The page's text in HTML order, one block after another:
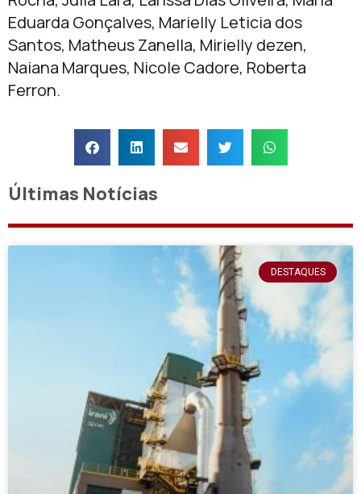
Eduarda Gonçalves, Marielly Leticia dos
Santos, Matheus Zanella, Mirielly dezen,
Naiana Marques, Nicole Cadore, Roberta
Ferron.
Últimas Notícias
DESTAQUES